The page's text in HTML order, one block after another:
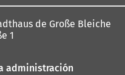
de Große Bleiche
1
administración